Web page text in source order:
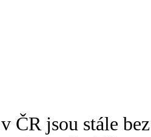
ČR jsou stále bez